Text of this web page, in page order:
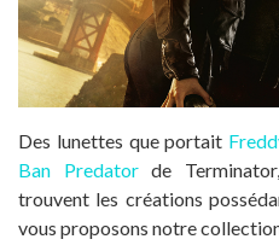
Des lunettes que portait
Ban Predatorde
trouvent les créations
vous proposons notre